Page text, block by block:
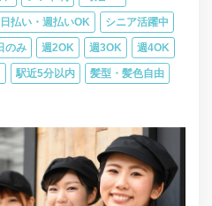
日払い・週払いOK シニア活躍中
のみ 週2OK 週3OK 週4OK
駅近5分以内 髪型・髪色自由